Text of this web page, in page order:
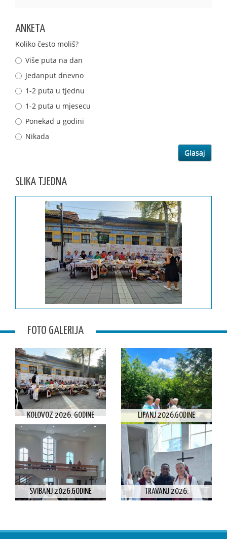
ANKETA
Koliko često moliš?
Više puta na dan
Jedanput dnevno
1-2 puta u tjednu
1-2 puta u mjesecu
Ponekad u godini
Nikada
SLIKA TJEDNA
FOTO GALERIJA
KOLOVOZ 2026. GODINE LIPANJ 2026.GODINE
SVIBANJ 2026.GODINE TRAVANJ 2026.